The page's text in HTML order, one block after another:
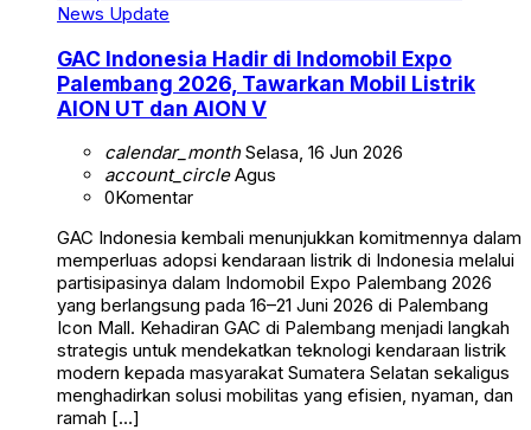
News Update
GAC Indonesia Hadir di Indomobil Expo
Palembang 2026, Tawarkan Mobil Listrik
AION UT dan AION V
calendar_monthSelasa, 16 Jun 2026
account_circleAgus
0Komentar
GAC Indonesia kembali menunjukkan komitmennya dalam
memperluas adopsi kendaraan listrik di Indonesia melalui
partisipasinya dalam Indomobil Expo Palembang 2026
yang berlangsung pada 16–21 Juni 2026 di Palembang
Icon Mall. Kehadiran GAC di Palembang menjadi langkah
strategis untuk mendekatkan teknologi kendaraan listrik
modern kepada masyarakat Sumatera Selatan sekaligus
menghadirkan solusi mobilitas yang efisien, nyaman, dan
ramah […]